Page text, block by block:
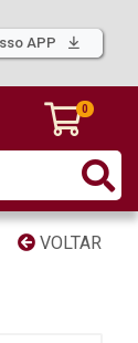
APP
0
VOLTAR